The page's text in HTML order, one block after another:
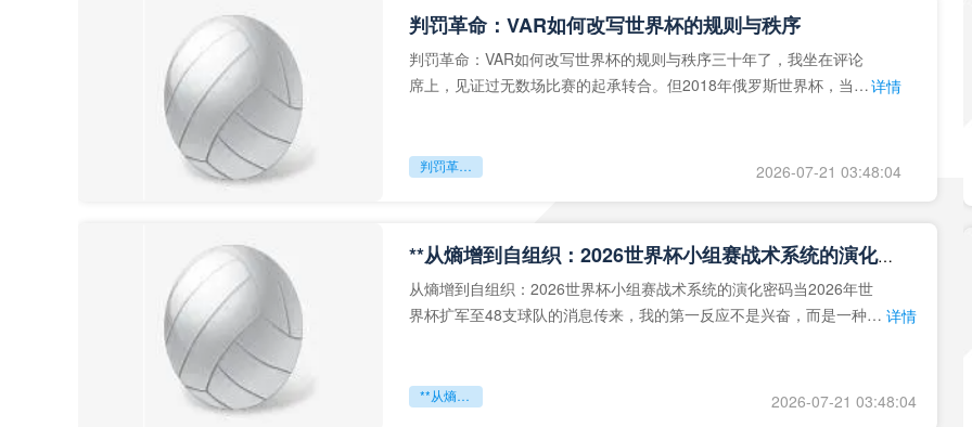
判罚革命：VAR如何改写世界杯的规则与秩序
判罚革命：VAR如何改写世界杯的规则与秩序三十年了，我坐在评论
席上，见证过无数场比赛的起承转合。但2018年俄罗斯世界杯，当
详情
判罚革命：VAR如何改写世界杯的规则与秩序 2026-07-21 03:48:04
**从熵增到自组织：2026世界杯小组赛战术系统的演化密码**
从熵增到自组织：2026世界杯小组赛战术系统的演化密码当2026年世
界杯扩军至48支球队的消息传来，我的第一反应不是兴奋，而是一种深 详情
**从熵增到自组织：2026世界杯小组赛战术系统的演化密码** 2026-07-21 03:48:04